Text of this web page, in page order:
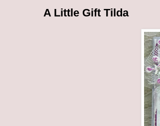
A Little Gift Tilda